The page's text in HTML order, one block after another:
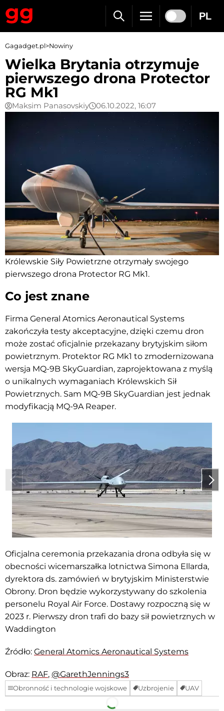
PL
Gagadget.pl>Nowiny
Wielka Brytania otrzymuje
pierwszego drona Protector
RG Mk1
Maksim Panasovskiy 06.10.2022, 16:07
Królewskie Siły Powietrzne otrzymały swojego
pierwszego drona Protector RG Mk1.
Co jest znane
Firma General Atomics Aeronautical Systems
zakończyła testy akceptacyjne, dzięki czemu dron
może zostać oficjalnie przekazany brytyjskim siłom
powietrznym. Protektor RG Mk1 to zmodernizowana
wersja MQ-9B SkyGuardian, zaprojektowana z myślą
o unikalnych wymaganiach Królewskich Sił
Powietrznych. Sam MQ-9B SkyGuardian jest jednak
modyfikacją MQ-9A Reaper.
Oficjalna ceremonia przekazania drona odbyła się w
obecności wicemarszałka lotnictwa Simona Ellarda,
dyrektora ds. zamówień w brytyjskim Ministerstwie
Obrony. Dron będzie wykorzystywany do szkolenia
personelu Royal Air Force. Dostawy rozpoczną się w
2023 r. Pierwszy dron trafi do bazy sił powietrznych w
Waddington
Źródło: General Atomics Aeronautical Systems
Obraz: RAF, @GarethJennings3
Obronność i technologie wojskowe Uzbrojenie UAV
Facebook Telegram